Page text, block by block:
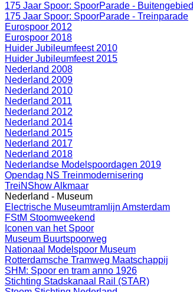
175 Jaar Spoor: SpoorParade - Buitengebied
175 Jaar Spoor: SpoorParade - Treinparade
Eurospoor 2012
Eurospoor 2018
Huider Jubileumfeest 2010
Huider Jubileumfeest 2015
Nederland 2008
Nederland 2009
Nederland 2010
Nederland 2011
Nederland 2012
Nederland 2014
Nederland 2015
Nederland 2017
Nederland 2018
Nederlandse Modelspoordagen 2019
Opendag NS Treinmodernisering
TreiNShow Alkmaar
Nederland - Museum
Electrische Museumtramlijn Amsterdam
FStM Stoomweekend
Iconen van het Spoor
Museum Buurtspoorweg
Nationaal Modelspoor Museum
Rotterdamsche Tramweg Maatschappij
SHM: Spoor en tram anno 1926
Stichting Stadskanaal Rail (STAR)